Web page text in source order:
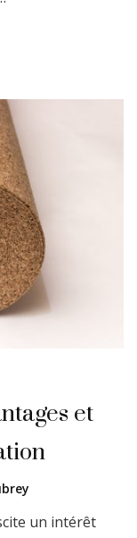
et
un intérêt